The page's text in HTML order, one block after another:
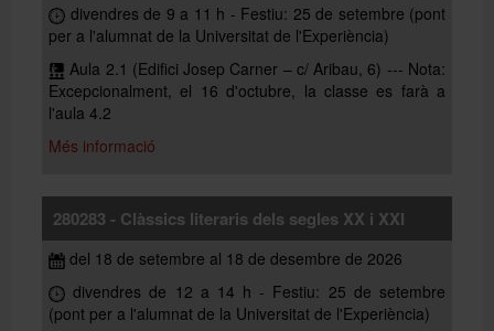
divendres de 9 a 11 h - Festiu: 25 de setembre (pont
per a l'alumnat de la Universitat de l'Experiència)
Aula 2.1 (Edifici Josep Carner – c/ Aribau, 6) --- Nota:
Excepcionalment, el 16 d'octubre, la classe es farà a
l'aula 4.2
Més informació
280283 - Clàssics literaris dels segles XX i XXI
del 18 de setembre al 18 de desembre de 2026
divendres de 12 a 14 h - Festiu: 25 de setembre
(pont per a l'alumnat de la Universitat de l'Experiència)